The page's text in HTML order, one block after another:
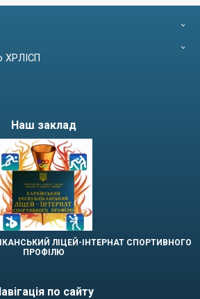
ХРЛІСП
Наш заклад
ЛІЦЕЙ-ІНТЕРНАТ СПОРТИВНОГО
ПРОФІЛЮ
по сайту